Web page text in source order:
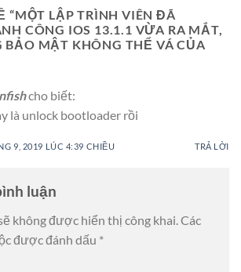
“MỘT LẬP TRÌNH VIÊN ĐÃ
CÔNG IOS 13.1.1 VỪA RA MẮT,
BẢO MẬT KHÔNG THỂ VÁ CỦA
cho biết:
là unlock bootloader rồi
9, 2019 LÚC 4:39 CHIỀU TRẢ LỜI
luận
không được hiển thị công khai.Các
được đánh dấu *